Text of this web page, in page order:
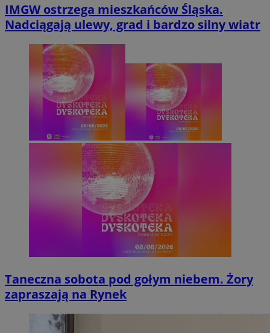
IMGW ostrzega mieszkańców Śląska.
Nadciągają ulewy, grad i bardzo silny wiatr
Taneczna sobota pod gołym niebem. Żory
zapraszają na Rynek